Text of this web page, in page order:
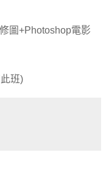
圖+Photoshop電影
班)